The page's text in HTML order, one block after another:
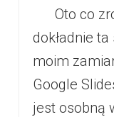
Oto co
dokładnie ta
moim
Google
jest osobną